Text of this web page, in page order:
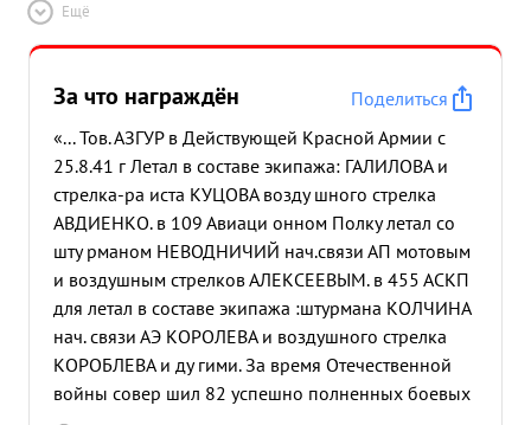
Ещё
За что награждён
Поделиться
«... Тов. АЗГУР в Действующей Красной Армии с
25.8.41 г Летал в составе экипажа: ГАЛИЛОВА и
стрелка-ра иста КУЦОВА возду шного стрелка
АВДИЕНКО. в 109 Авиаци онном Полку летал со
шту рманом НЕВОДНИЧИЙ нач.связи АП мотовым
и воздушным стрелков АЛЕКСЕЕВЫМ. в 455 АСКП
для летал в составе экипажа :штурмана КОЛЧИНА
нач. связи АЭ КОРОЛЕВА и воздушного стрелка
КОРОБЛЕВА и ду гими. За время Отечественной
войны совер шил 82 успешно полненных боевых